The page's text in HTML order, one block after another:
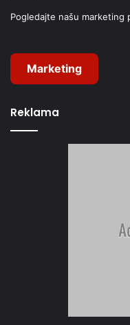
Pogledajte našu marketing
Marketing
Reklama